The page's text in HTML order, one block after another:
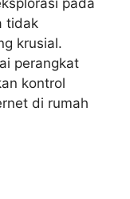
tidak
krusial.
perangkat
kontrol
di rumah